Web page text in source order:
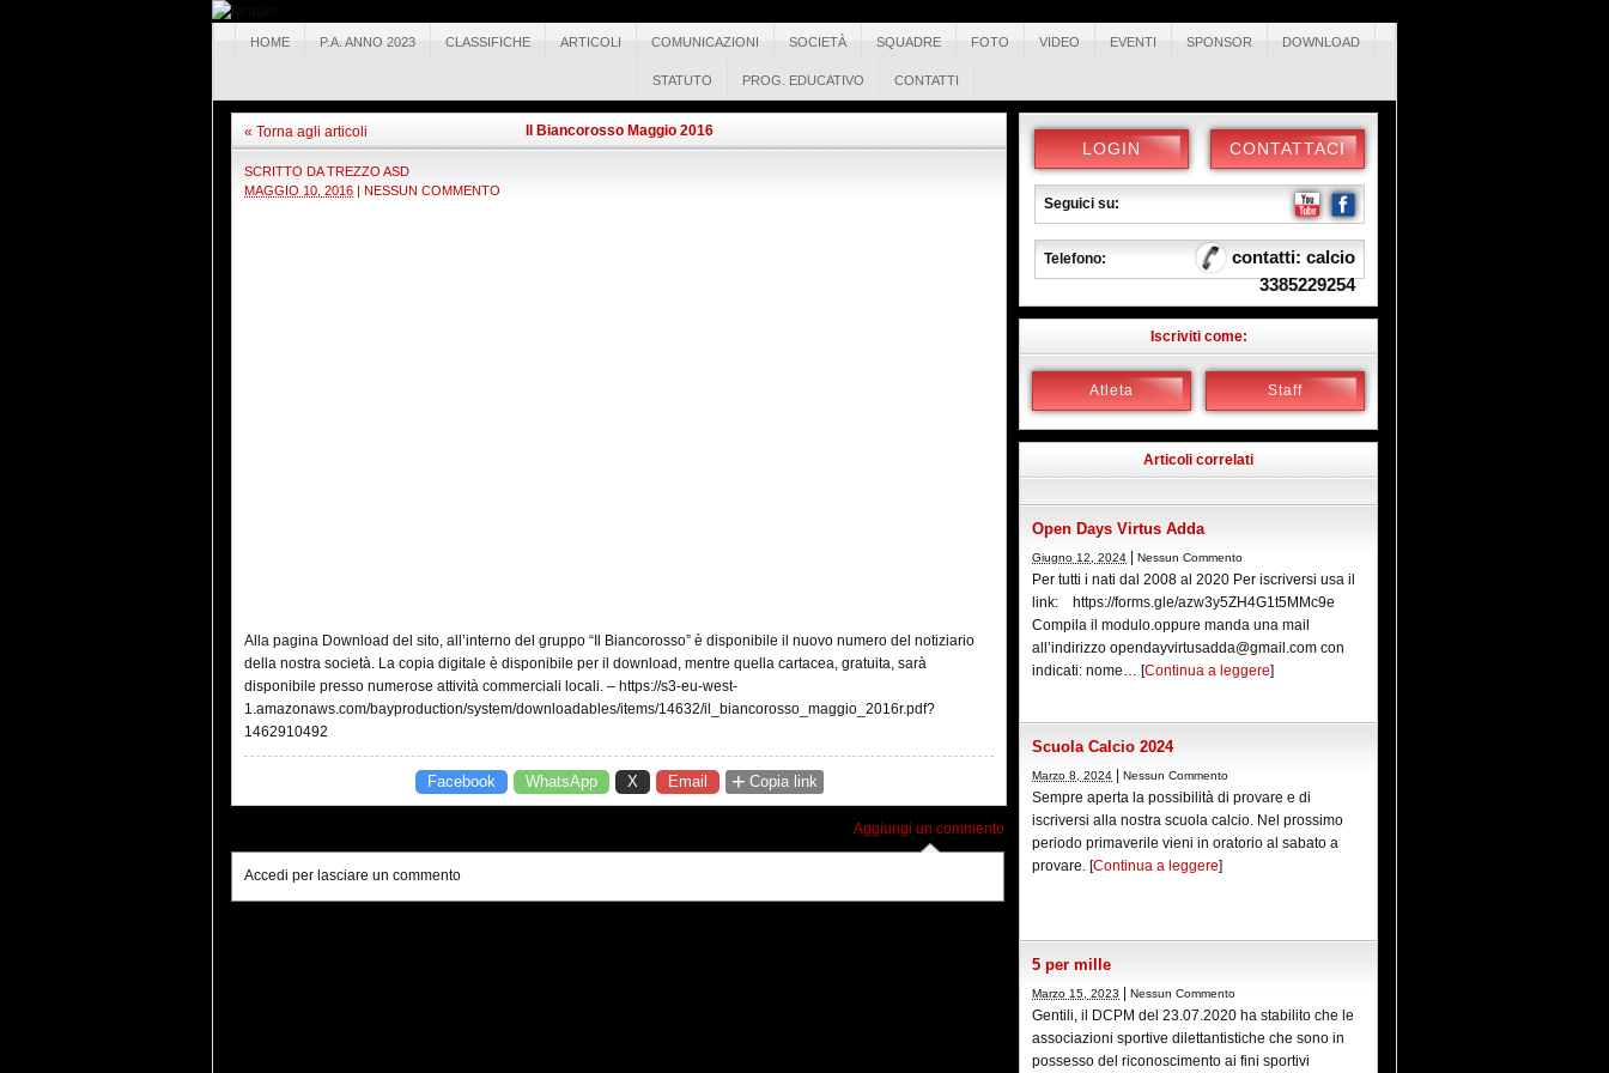
HOME P.A. ANNO 2023 CLASSIFICHE ARTICOLI COMUNICAZIONI SOCIETÀ SQUADRE FOTO VIDEO EVENTI SPONSOR DOWNLOAD
STATUTO PROG. EDUCATIVO CONTATTI
« Torna agli articoli Il Biancorosso Maggio 2016
SCRITTO DATREZZO ASD
MAGGIO 10, 2016 | NESSUN COMMENTO
Alla pagina Download del sito, all’interno del gruppo “Il Biancorosso” è disponibile il nuovo numero del notiziario
della nostra società. La copia digitale è disponibile per il download, mentre quella cartacea, gratuita, sarà
disponibile presso numerose attività commerciali locali. – https://s3-eu-west-
1.amazonaws.com/bayproduction/system/downloadables/items/14632/il_biancorosso_maggio_2016r.pdf?
1462910492
Facebook WhatsApp X Email + Copia link
Aggiungi un commento
Accedi per lasciare un commento
LOGIN CONTATTACI
Seguici su:
Telefono:
contatti: calcio
3385229254
Iscriviti come:
Atleta Staff
Articoli correlati
Open Days Virtus Adda
Giugno 12, 2024 Nessun Commento
Per tutti i nati dal 2008 al 2020 Per iscriversi usa il
link: https://forms.gle/azw3y5ZH4G1t5MMc9e
Compila il modulo.oppure manda una mail
all’indirizzo opendayvirtusadda@gmail.com con
indicati: nome… [Continua a leggere]
Scuola Calcio 2024
Marzo 8, 2024 Nessun Commento
Sempre aperta la possibilità di provare e di
iscriversi alla nostra scuola calcio. Nel prossimo
periodo primaverile vieni in oratorio al sabato a
provare. [Continua a leggere]
5 per mille
Marzo 15, 2023 Nessun Commento
Gentili, il DCPM del 23.07.2020 ha stabilito che le
associazioni sportive dilettantistiche che sono in
possesso del riconoscimento ai fini sportivi